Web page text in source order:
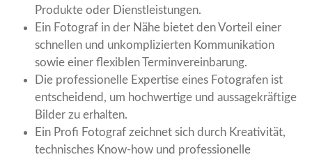
Produkte oder Dienstleistungen.
Ein Fotograf in der Nähe bietet den Vorteil einer
schnellen und unkomplizierten Kommunikation
sowie einer flexiblen Terminvereinbarung.
Die professionelle Expertise eines Fotografen ist
entscheidend, um hochwertige und aussagekräftige
Bilder zu erhalten.
Ein Profi Fotograf zeichnet sich durch Kreativität,
technisches Know-how und professionelle